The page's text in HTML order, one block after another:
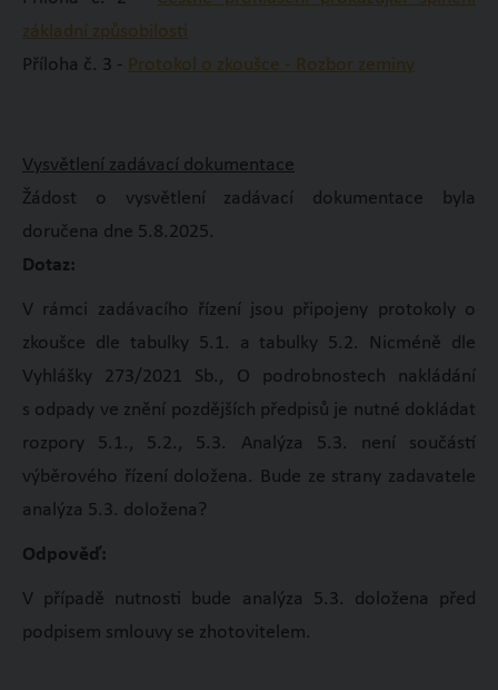
základní způsobilosti
Příloha č. 3 - Protokol o zkoušce - Rozbor zeminy
Vysvětlení zadávací dokumentace
Žádost o vysvětlení zadávací dokumentace byla
doručena dne 5.8.2025.
Dotaz:
V rámci zadávacího řízení jsou připojeny protokoly o
zkoušce dle tabulky 5.1. a tabulky 5.2. Nicméně dle
Vyhlášky 273/2021 Sb., O podrobnostech nakládání
s odpady ve znění pozdějších předpisů je nutné dokládat
rozpory 5.1., 5.2., 5.3. Analýza 5.3. není součástí
výběrového řízení doložena. Bude ze strany zadavatele
analýza 5.3. doložena?
Odpověď:
V případě nutnosti bude analýza 5.3. doložena před
podpisem smlouvy se zhotovitelem.